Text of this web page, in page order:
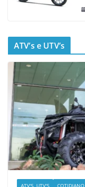
ATV’s e UTV’s